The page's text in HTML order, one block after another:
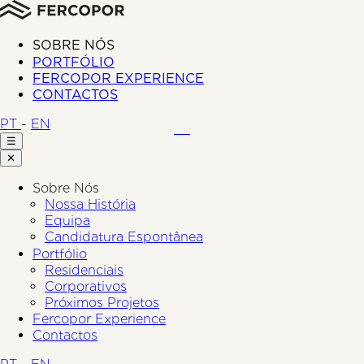
SOBRE NÓS
PORTFÓLIO
FERCOPOR EXPERIENCE
CONTACTOS
PT - EN
☰
✕
Sobre Nós
Nossa História
Equipa
Candidatura Espontânea
Portfólio
Residenciais
Corporativos
Próximos Projetos
Fercopor Experience
Contactos